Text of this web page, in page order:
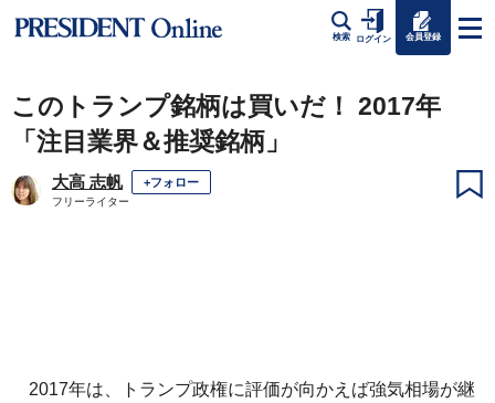
検索 ログイン 会員登録
このトランプ銘柄は買いだ！ 2017年
「注目業界＆推奨銘柄」
大高 志帆 +フォロー
フリーライター
2017年は、トランプ政権に評価が向かえば強気相場が継